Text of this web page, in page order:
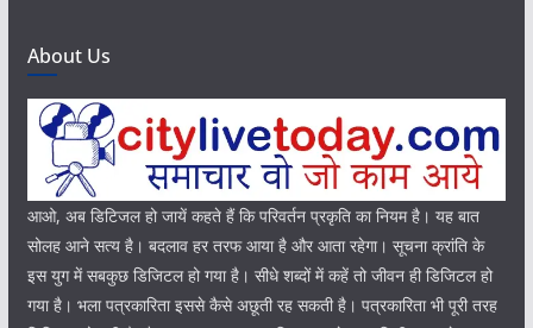
About Us
आओ, अब डिटिजल हो जायें कहते हैं कि परिवर्तन प्रकृति का नियम है। यह बात
सोलह आने सत्य है। बदलाव हर तरफ आया है और आता रहेगा। सूचना क्रांति के
इस युग में सबकुछ डिजिटल हो गया है। सीधे शब्दों में कहें तो जीवन ही डिजिटल हो
गया है। भला पत्रकारिता इससे कैसे अछूती रह सकती है। पत्रकारिता भी पूरी तरह